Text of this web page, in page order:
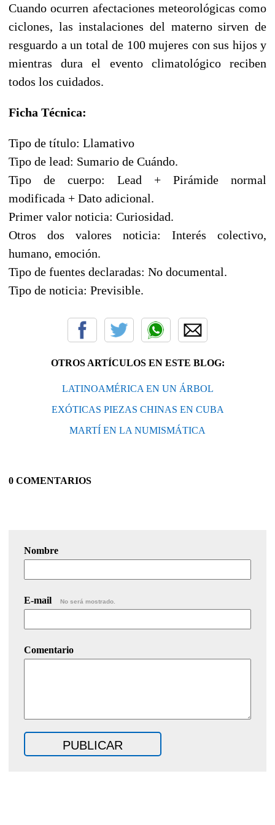
Cuando ocurren afectaciones meteorológicas como
ciclones, las instalaciones del materno sirven de
resguardo a un total de 100 mujeres con sus hijos y
mientras dura el evento climatológico reciben
todos los cuidados.
Ficha Técnica:
Tipo de título: Llamativo
Tipo de lead: Sumario de Cuándo.
Tipo de cuerpo: Lead + Pirámide normal
modificada + Dato adicional.
Primer valor noticia: Curiosidad.
Otros dos valores noticia: Interés colectivo,
humano, emoción.
Tipo de fuentes declaradas: No documental.
Tipo de noticia: Previsible.
OTROS ARTÍCULOS EN ESTE BLOG:
LATINOAMÉRICA EN UN ÁRBOL
EXÓTICAS PIEZAS CHINAS EN CUBA
MARTÍ EN LA NUMISMÁTICA
0 COMENTARIOS
Nombre
E-mail No será mostrado.
Comentario